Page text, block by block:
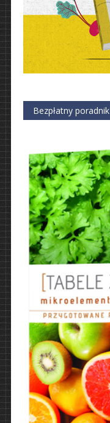
Bezpłatny poradnik